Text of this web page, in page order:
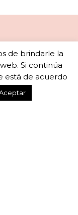
recibir
de brindarle la
Si continúa
está de acuerdo